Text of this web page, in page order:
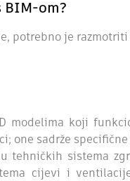
BIM-om?
potrebno je
modelima koji
one sadrže
tehničkih sistema
cijevi i